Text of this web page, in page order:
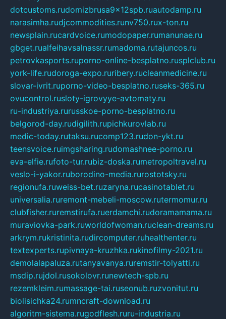
dotcustoms.rudomizbrusa9x12spb.ruautodamp.ru
narasimha.rudjcommodities.runv750.rux-ton.ru
newsplain.rucardvoice.rumodopaper.rumanunae.ru
gbget.rualfeihavsalnassr.rumadoma.rutajuncos.ru
petrovkasports.ruporno-online-besplatno.rusplclub.ru
york-life.rudoroga-expo.ruribery.rucleanmedicine.ru
slovar-ivrit.ruporno-video-besplatno.ruseks-365.ru
ovucontrol.rusloty-igrovyye-avtomaty.ru
ru-industriya.rurusskoe-porno-besplatno.ru
belgorod-day.rudigilith.rupichkurovlab.ru
medic-today.rutaksu.rucomp123.rudon-ykt.ru
teensvoice.ruimgsharing.rudomashnee-porno.ru
eva-elfie.rufoto-tur.rubiz-doska.rumetropoltravel.ru
veslo-i-yakor.ruborodino-media.rurostotsky.ru
regionufa.ruweiss-bet.ruzaryna.rucasinotablet.ru
universalia.ruremont-mebeli-moscow.rutermomur.ru
clubfisher.ruremstirufa.ruerdamchi.rudoramamama.ru
muraviovka-park.ruworldofwoman.ruclean-dreams.ru
arkrym.rukristinita.rudircomputer.ruhealthenter.ru
textexperts.rupivnaya-kruzhka.rukinofilmy-2021.ru
demolalapaluza.rutanyavanya.ruremstir-tolyatti.ru
msdip.rujdol.rusokolovr.runewtech-spb.ru
rezemkleim.rumassage-tai.ruseonub.ruzvonitut.ru
biolisichka24.rumncraft-download.ru
algoritm-sistema.rugodflesh.ruru-industria.ru